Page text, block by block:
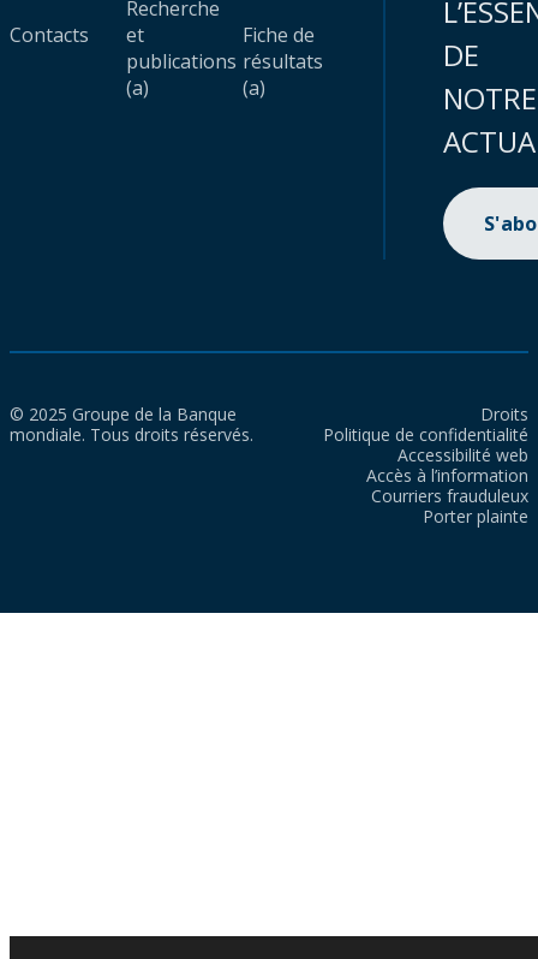
Contacts
Recherche
et
publications
(a)
Fiche de
résultats
(a)
DE
NOTRE
© 2025 Groupe de la Banque
mondiale. Tous droits réservés.
Droits
Politique de confidentialité
Accessibilité web
Accès à l’information
Courriers frauduleux
Porter plainte